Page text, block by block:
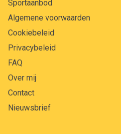
Sportaanbod
Algemene voorwaarden
Cookiebeleid
Privacybeleid
FAQ
Over mij
Contact
Nieuwsbrief